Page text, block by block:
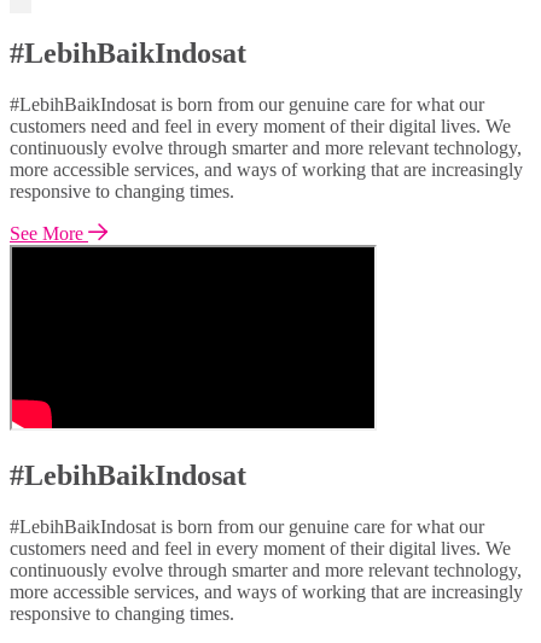
#LebihBaikIndosat
#LebihBaikIndosat is born from our genuine care for what our
customers need and feel in every moment of their digital lives. We
continuously evolve through smarter and more relevant technology,
more accessible services, and ways of working that are increasingly
responsive to changing times.
See More
#LebihBaikIndosat
#LebihBaikIndosat is born from our genuine care for what our
customers need and feel in every moment of their digital lives. We
continuously evolve through smarter and more relevant technology,
more accessible services, and ways of working that are increasingly
responsive to changing times.